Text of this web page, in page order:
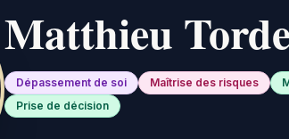
Matthieu
Dépassement de soi Maîtrise des risques
Prise de décision